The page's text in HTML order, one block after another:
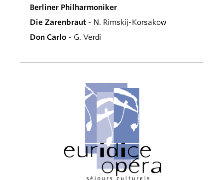
Berliner Philharmoniker
Die Zarenbraut - N. Rimskij-Korsakow
Don Carlo - G. Verdi